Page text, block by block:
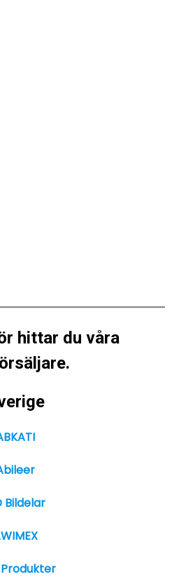
hittar du våra
Bildelar
Produkter